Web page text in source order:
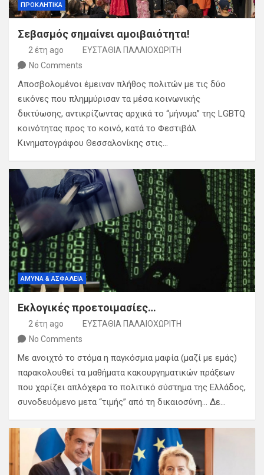
ΠΡΟΚΛΗΤΙΚΑ
Σεβασμός σημαίνει αμοιβαιότητα!
2 έτη ago
ΕΥΣΤΑΘΙΑ ΠΑΛΑΙΟΧΩΡΙΤΗ
No Comments
Αποσβολομένοι έμειναν πλήθος πολιτών με τις δύο
εικόνες που πλημμύρισαν τα μέσα κοινωνικής
δικτύωσης, αντικρίζωντας αρχικά το “μήνυμα” της LGBTQ
κοινότητας προς το κοινό, κατά το Φεστιβάλ
Κινηματογράφου Θεσσαλονίκης στις…
ΑΜΥΝΑ & ΑΣΦΑΛΕΙΑ
Εκλογικές προετοιμασίες…
2 έτη ago
ΕΥΣΤΑΘΙΑ ΠΑΛΑΙΟΧΩΡΙΤΗ
No Comments
Με ανοιχτό το στόμα η παγκόσμια μαφία (μαζί με εμάς)
παρακολουθεί τα μαθήματα κακουργηματικών πράξεων
που χαρίζει απλόχερα το πολιτικό σύστημα της Ελλάδος,
συνοδευόμενο μετα “τιμής” από τη δικαιοσύνη… Δε…